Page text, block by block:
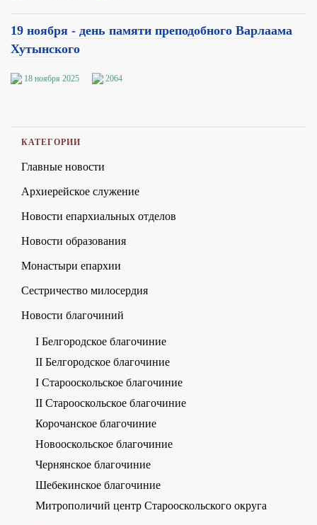
19 ноября - день памяти преподобного Варлаама
Хутынского
18 ноября 2025 2064
КАТЕГОРИИ
Главные новости
Архиерейское служение
Новости епархиальных отделов
Новости образования
Монастыри епархии
Сестричество милосердия
Новости благочиний
I Белгородское благочиние
II Белгородское благочиние
I Старооскольское благочиние
II Старооскольское благочиние
Корочанское благочиние
Новооскольское благочиние
Чернянское благочиние
Шебекинское благочиние
Митрополичий центр Старооскольского округа